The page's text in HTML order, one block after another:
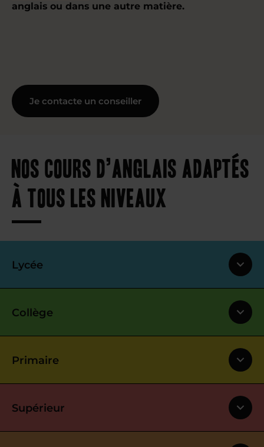
anglais ou dans une autre matière.
Je contacte un conseiller
Nos cours d’anglais adaptés
à tous les niveaux
Lycée
Collège
Primaire
Supérieur